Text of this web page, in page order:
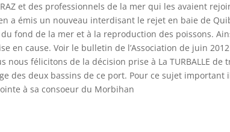
et des professionnels de la mer qui les avaient
a émis un nouveau interdisant le rejet en baie de
fond de la mer et à la reproduction des poissons.
en cause. Voir le bulletin de l’Association de juin
nous félicitons de la décision prise à La TURBALLE de
des deux bassins de ce port. Pour ce sujet important
à sa consoeur du Morbihan